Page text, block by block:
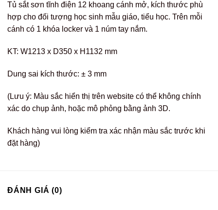
Tủ sắt sơn tĩnh điện 12 khoang cánh mở, kích thước phù
hợp cho đối tượng học sinh mẫu giáo, tiểu học. Trên mỗi
cánh có 1 khóa locker và 1 núm tay nắm.
KT: W1213 x D350 x H1132 mm
Dung sai kích thước: ± 3 mm
(Lưu ý: Màu sắc hiển thị trên website có thể không chính
xác do chụp ảnh, hoặc mô phỏng bằng ảnh 3D.
Khách hàng vui lòng kiểm tra xác nhận màu sắc trước khi
đặt hàng)
ĐÁNH GIÁ (0)